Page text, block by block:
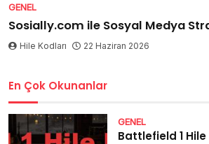
GENEL
Sosially.com ile Sosyal Medya
Hile Kodları 22 Haziran 2026
En Çok Okunanlar
GENEL
Battlefield 1 Hile